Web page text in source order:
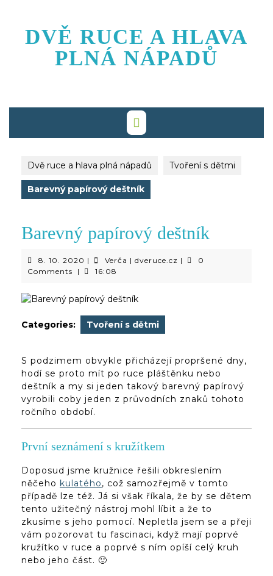
content
DVĚ RUCE A HLAVA
PLNÁ NÁPADŮ
Dvě ruce a hlava plná nápadů Tvoření s dětmi
Barevný papírový deštník
Barevný papírový deštník
8. 10. 2020 8.
10.
| Verča | dveruce.cz Verča
|
0
Comments
| 16:08
Categories: Tvoření s dětmi
S podzimem obvykle přicházejí propršené dny,
hodí se proto mít po ruce pláštěnku nebo
deštník a my si jeden takový barevný papírový
vyrobili coby jeden z průvodních znaků tohoto
ročního období.
První seznámení s kružítkem
Doposud jsme kružnice řešili obkreslením
něčeho kulatého, což samozřejmě v tomto
případě lze též. Já si však říkala, že by se dětem
tento užitečný nástroj mohl líbit a že to
zkusíme s jeho pomocí. Nepletla jsem se a přeji
vám pozorovat tu fascinaci, když mají poprvé
kružítko v ruce a poprvé s ním opíší celý kruh
nebo jeho část. 🙂